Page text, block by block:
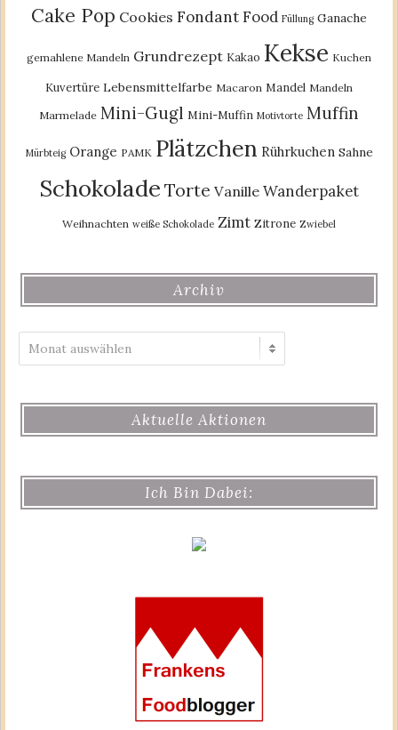
Cake Pop Cookies Fondant Food Füllung Ganache
gemahlene Mandeln Grundrezept Kakao Kekse Kuchen
Kuvertüre Lebensmittelfarbe Macaron Mandel Mandeln
Marmelade Mini-Gugl Mini-Muffin Motivtorte Muffin
Mürbteig Orange PAMK Plätzchen Rührkuchen Sahne
Schokolade Torte Vanille Wanderpaket
Weihnachten weiße Schokolade Zimt Zitrone Zwiebel
Archiv
Aktuelle Aktionen
Ich Bin Dabei: